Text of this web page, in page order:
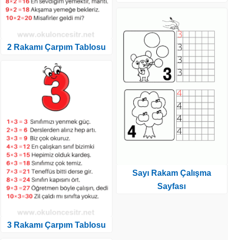
2 Rakamı Çarpım Tablosu
3 Rakamı Çarpım Tablosu
Sayı Rakam Çalışma
Sayfası